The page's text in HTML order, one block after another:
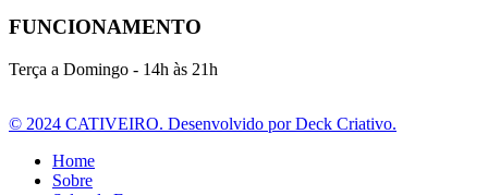
FUNCIONAMENTO
Terça a Domingo - 14h às 21h
© 2024 CATIVEIRO. Desenvolvido por Deck Criativo.
Home
Sobre